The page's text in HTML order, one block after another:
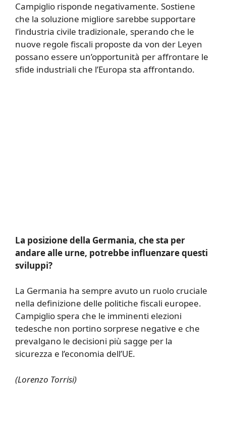
Campiglio risponde negativamente. Sostiene
che la soluzione migliore sarebbe supportare
l’industria civile tradizionale, sperando che le
nuove regole fiscali proposte da von der Leyen
possano essere un’opportunità per affrontare le
sfide industriali che l’Europa sta affrontando.
La posizione della Germania, che sta per
andare alle urne, potrebbe influenzare questi
sviluppi?
La Germania ha sempre avuto un ruolo cruciale
nella definizione delle politiche fiscali europee.
Campiglio spera che le imminenti elezioni
tedesche non portino sorprese negative e che
prevalgano le decisioni più sagge per la
sicurezza e l’economia dell’UE.
(Lorenzo Torrisi)